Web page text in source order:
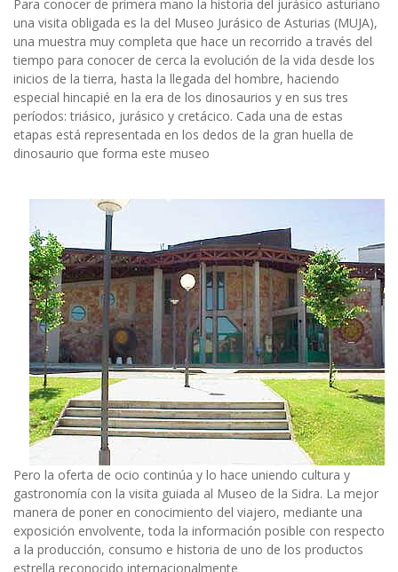
Para conocer de primera mano la historia del jurásico asturiano
una visita obligada es la del Museo Jurásico de Asturias (MUJA),
una muestra muy completa que hace un recorrido a través del
tiempo para conocer de cerca la evolución de la vida desde los
inicios de la tierra, hasta la llegada del hombre, haciendo
especial hincapié en la era de los dinosaurios y en sus tres
períodos: triásico, jurásico y cretácico. Cada una de estas
etapas está representada en los dedos de la gran huella de
dinosaurio que forma este museo
Pero la oferta de ocio continúa y lo hace uniendo cultura y
gastronomía con la visita guiada al Museo de la Sidra. La mejor
manera de poner en conocimiento del viajero, mediante una
exposición envolvente, toda la información posible con respecto
a la producción, consumo e historia de uno de los productos
estrella reconocido internacionalmente